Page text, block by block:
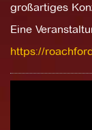
großartiges
Eine
https://